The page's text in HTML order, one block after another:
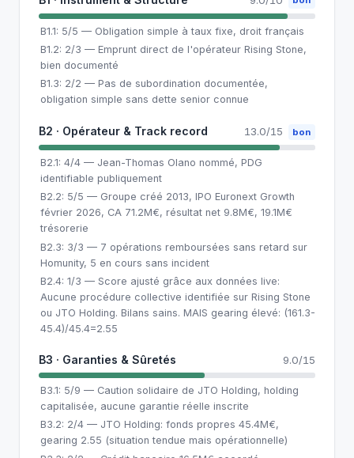
B1.1: 5/5 — Obligation simple à taux fixe, droit français
B1.2: 2/3 — Emprunt direct de l'opérateur Rising Stone,
bien documenté
B1.3: 2/2 — Pas de subordination documentée,
obligation simple sans dette senior connue
B2 · Opérateur & Track record 13.0/15 bon
B2.1: 4/4 — Jean-Thomas Olano nommé, PDG
identifiable publiquement
B2.2: 5/5 — Groupe créé 2013, IPO Euronext Growth
février 2026, CA 71.2M€, résultat net 9.8M€, 19.1M€
trésorerie
B2.3: 3/3 — 7 opérations remboursées sans retard sur
Homunity, 5 en cours sans incident
B2.4: 1/3 — Score ajusté grâce aux données live:
Aucune procédure collective identifiée sur Rising Stone
ou JTO Holding. Bilans sains. MAIS gearing élevé: (161.3-
45.4)/45.4=2.55
B3 · Garanties & Sûretés 9.0/15
B3.1: 5/9 — Caution solidaire de JTO Holding, holding
capitalisée, aucune garantie réelle inscrite
B3.2: 2/4 — JTO Holding: fonds propres 45.4M€,
gearing 2.55 (situation tendue mais opérationnelle)